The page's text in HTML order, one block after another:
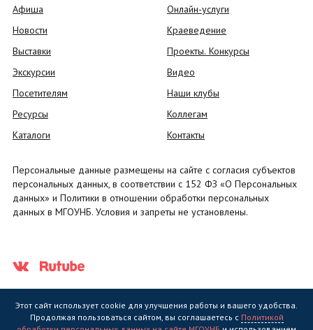
Афиша
Новости
Выставки
Экскурсии
Посетителям
Ресурсы
Каталоги
Онлайн-услуги
Краеведение
Проекты. Конкурсы
Видео
Наши клубы
Коллегам
Контакты
Персональные данные размещены на сайте с согласия субъектов
персональных данных, в соответствии с 152 ФЗ «О Персональных
данных» и Политики в отношении обработки персональных
данных в МГОУНБ. Условия и запреты не установлены.
Этот сайт использует cookie для улучшения работы и вашего удобства.
Продолжая пользоваться сайтом, вы соглашаетесь с Политикой